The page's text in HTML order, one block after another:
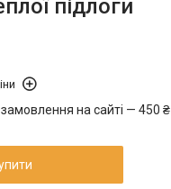
підлоги
на сайті — 450 ₴